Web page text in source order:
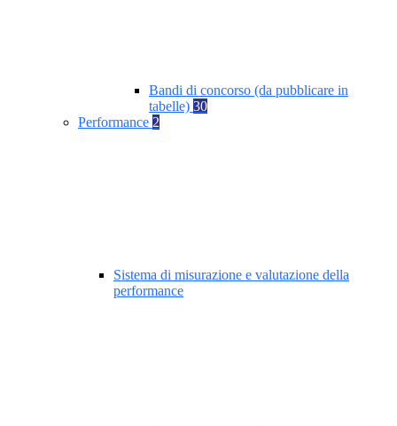
Bandi di concorso (da pubblicare in
tabelle) 30
Performance 2
Sistema di misurazione e valutazione della
performance